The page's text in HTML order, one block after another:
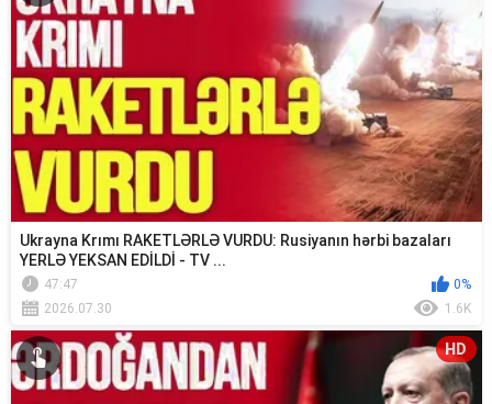
Ukrayna Krımı RAKETLƏRLƏ VURDU: Rusiyanın hərbi bazaları
YERLƏ YEKSAN EDİLDİ - TV ...
47:47
0%
2026.07.30
1.6K
HD